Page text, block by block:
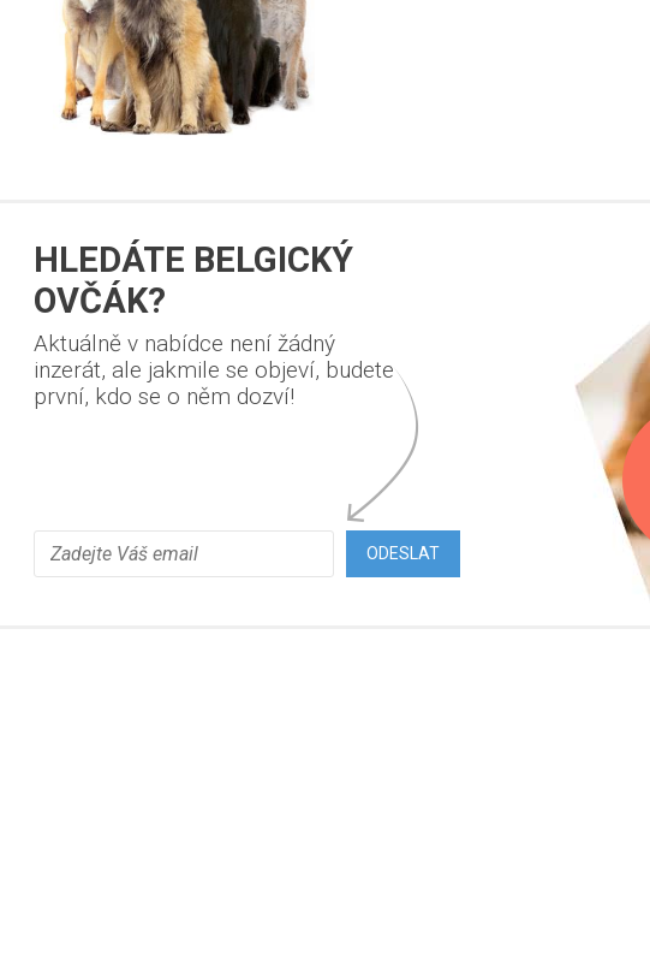
HLEDÁTE BELGICKÝ
OVČÁK?
Aktuálně v nabídce není žádný
inzerát, ale jakmile se objeví, budete
první, kdo se o něm dozví!